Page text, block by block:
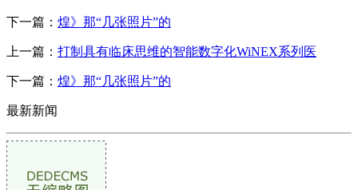
下一篇： 煌》那“几张照片”的
上一篇： 打制具有临床思维的智能数字化WiNEX系列医
下一篇： 煌》那“几张照片”的
最新新闻